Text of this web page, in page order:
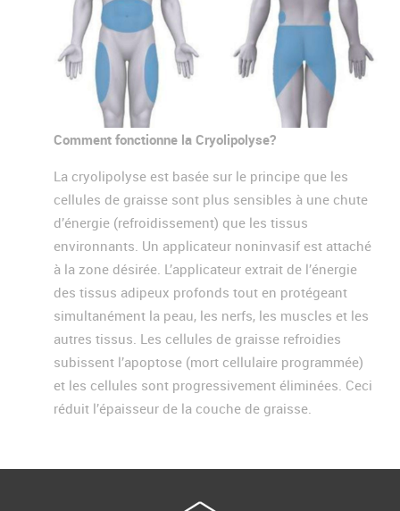
Comment fonctionne la Cryolipolyse?
La cryolipolyse est basée sur le principe que les
cellules de graisse sont plus sensibles à une chute
d’énergie (refroidissement) que les tissus
environnants. Un applicateur noninvasif est attaché
à la zone désirée. L’applicateur extrait de l’énergie
des tissus adipeux profonds tout en protégeant
simultanément la peau, les nerfs, les muscles et les
autres tissus. Les cellules de graisse refroidies
subissent l’apoptose (mort cellulaire programmée)
et les cellules sont progressivement éliminées. Ceci
réduit l’épaisseur de la couche de graisse.